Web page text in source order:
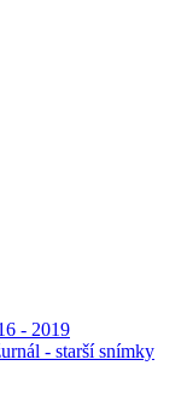
- 2019
- starší snímky